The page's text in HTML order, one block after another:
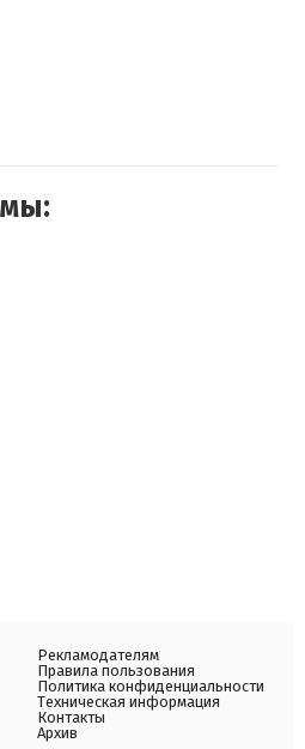
Рекламодателям
Правила пользования
Политика конфиденциальности
Техническая информация
Контакты
Архив